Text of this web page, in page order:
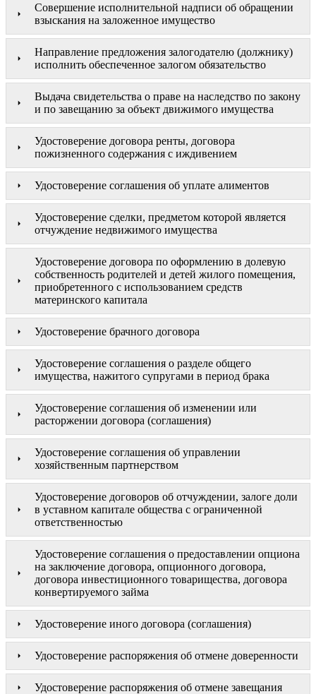
Совершение исполнительной надписи об обращении
взыскания на заложенное имущество
Направление предложения залогодателю (должнику)
исполнить обеспеченное залогом обязательство
Выдача свидетельства о праве на наследство по закону
и по завещанию за объект движимого имущества
Удостоверение договора ренты, договора
пожизненного содержания с иждивением
Удостоверение соглашения об уплате алиментов
Удостоверение сделки, предметом которой является
отчуждение недвижимого имущества
Удостоверение договора по оформлению в долевую
собственность родителей и детей жилого помещения,
приобретенного с использованием средств
материнского капитала
Удостоверение брачного договора
Удостоверение соглашения о разделе общего
имущества, нажитого супругами в период брака
Удостоверение соглашения об изменении или
расторжении договора (соглашения)
Удостоверение соглашения об управлении
хозяйственным партнерством
Удостоверение договоров об отчуждении, залоге доли
в уставном капитале общества с ограниченной
ответственностью
Удостоверение соглашения о предоставлении опциона
на заключение договора, опционного договора,
договора инвестиционного товарищества, договора
конвертируемого займа
Удостоверение иного договора (соглашения)
Удостоверение распоряжения об отмене доверенности
Удостоверение распоряжения об отмене завещания